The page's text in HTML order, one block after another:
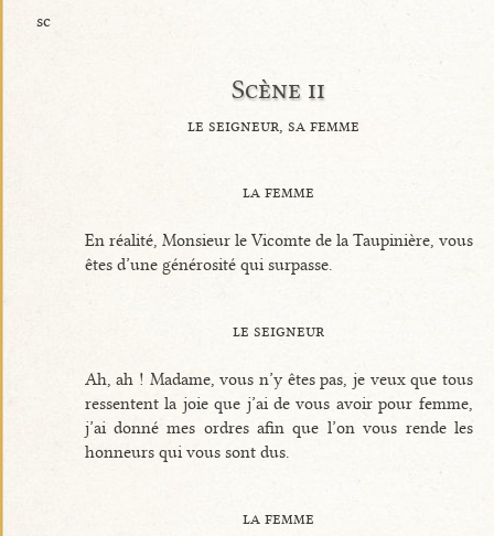
sc
Scène ii
le seigneur, sa femme
la femme
En réalité, Monsieur le Vicomte de la Taupinière, vous
êtes d’une générosité qui surpasse.
le seigneur
Ah, ah ! Madame, vous n’y êtes pas, je veux que tous
ressentent la joie que j’ai de vous avoir pour femme,
j’ai donné mes ordres afin que l’on vous rende les
honneurs qui vous sont dus.
la femme